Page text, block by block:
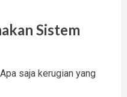
Sistem
saja kerugian yang